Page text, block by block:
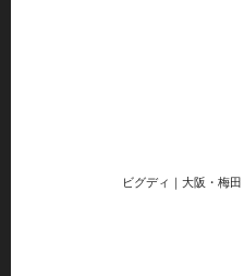
ビグディ｜大阪・梅